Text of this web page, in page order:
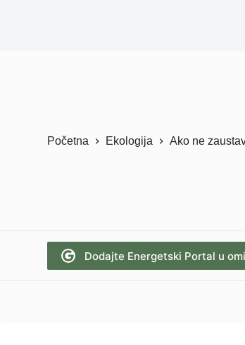
Početna Ekologija Ako ne
Dodajte Energetski Portal u